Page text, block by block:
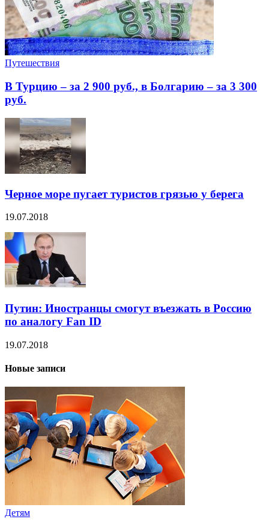
Путешествия
В Турцию – за 2 900 руб., в Болгарию – за 3 300
руб.
Черное море пугает туристов грязью у берега
19.07.2018
Путин: Иностранцы смогут въезжать в Россию
по аналогу Fan ID
19.07.2018
Новые записи
Детям